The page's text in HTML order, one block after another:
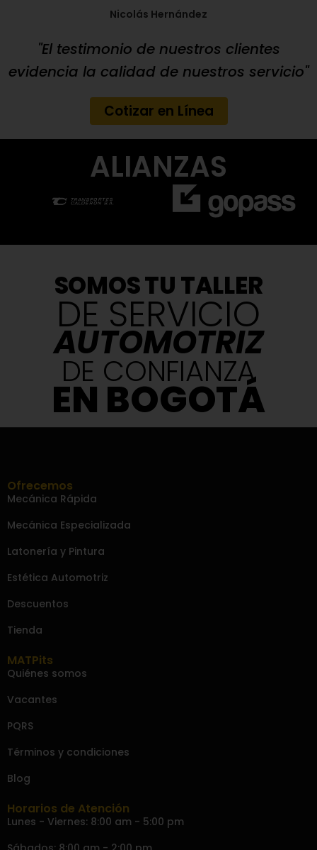
Nicolás Hernández
"El testimonio de nuestros clientes
evidencia la calidad de nuestros servicio"
Cotizar en Línea
ALIANZAS
SOMOS TU TALLER
DE SERVICIO
AUTOMOTRIZ
DE CONFIANZA
EN BOGOTÁ
Ofrecemos
Mecánica Rápida
Mecánica Especializada
Latonería y Pintura
Estética Automotriz
Descuentos
Tienda
MATPits
Quiénes somos
Vacantes
PQRS
Términos y condiciones
Blog
Horarios de Atención
Lunes - Viernes: 8:00 am - 5:00 pm